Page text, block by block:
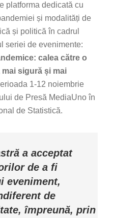
platforma dedicată cu
și modalități de
și politică în cadrul
seriei de evenimente:
calea către o
sigură și mai
1-12 noiembrie
de Presă MediaUno în
de Statistică.
a acceptat
de a fi
eveniment,
de
împreună, prin